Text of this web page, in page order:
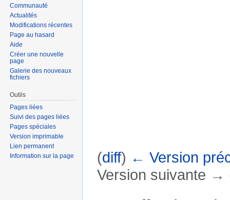
(diff) ← Version
Version suivante →
Communauté
Actualités
Modifications récentes
Page au hasard
Aide
Créer une nouvelle
page
Galerie des nouveaux
fichiers
Outils
Pages liées
Suivi des pages liées
Pages spéciales
Version imprimable
Lien permanent
Information sur la page